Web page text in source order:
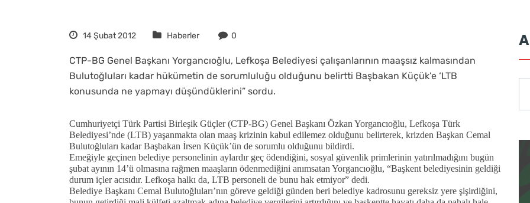
14 Şubat 2012 Haberler 0
CTP-BG Genel Başkanı Yorgancıoğlu, Lefkoşa Belediyesi çalışanlarının maaşsız kalmasından
Bulutoğluları kadar hükümetin de sorumluluğu olduğunu belirtti Başbakan Küçük’e ‘LTB
konusunda ne yapmayı düşündüklerini” sordu.
Cumhuriyetçi Türk Partisi Birleşik Güçler (CTP-BG) Genel Başkanı Özkan Yorgancıoğlu, Lefkoşa Türk
Belediyesi’nde (LTB) yaşanmakta olan maaş krizinin kabul edilemez olduğunu belirterek, krizden Başkan Cemal
Bulutoğluları kadar Başbakan İrsen Küçük’ün de sorumlu olduğunu bildirdi.
Emeğiyle geçinen belediye personelinin aylardır geç ödendiğini, sosyal güvenlik primlerinin yatırılmadığını bugün
şubat ayının 14’ü olmasına rağmen maaşların ödenmediğini anımsatan Yorgancıoğlu, “Başkent belediyesinin geldiği
durum içler acısıdır. Lefkoşa halkı da, LTB personeli de bunu hak etmiyor” dedi.
Belediye Başkanı Cemal Bulutoğluları’nın göreve geldiği günden beri belediye kadrosunu gereksiz yere şişirdiğini,